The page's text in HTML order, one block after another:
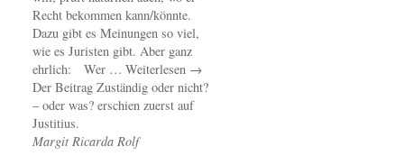
Recht bekommen kann/könnte.
Dazu gibt es Meinungen so viel,
wie es Juristen gibt. Aber ganz
ehrlich: Wer … Weiterlesen →
Der Beitrag Zuständig oder nicht?
– oder was? erschien zuerst auf
Justitius.
Margit Ricarda Rolf